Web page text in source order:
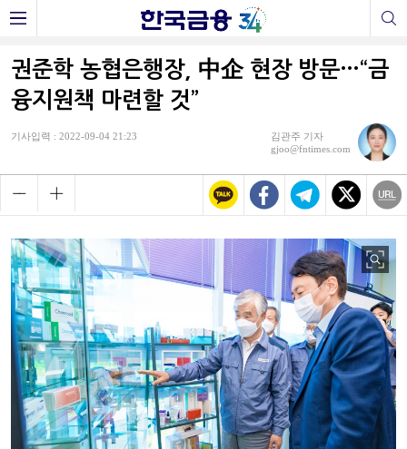
권준학 농협은행장, 中企 현장 방문…“금
융지원책 마련할 것”
기사입력 : 2022-09-04 21:23
김관주 기자
gjoo@fntimes.com